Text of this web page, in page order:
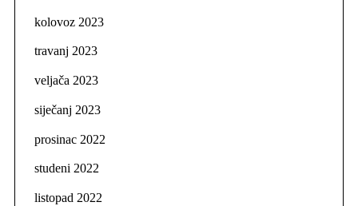
kolovoz 2023
travanj 2023
veljača 2023
siječanj 2023
prosinac 2022
studeni 2022
listopad 2022